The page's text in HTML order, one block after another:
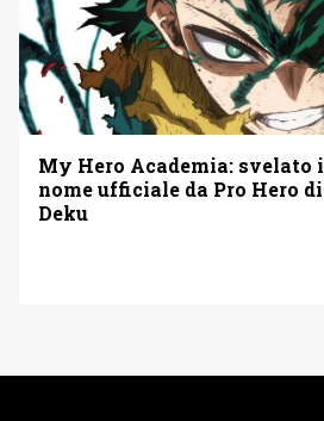
My Hero Academia: svelato
nome ufficiale da Pro Hero di
Deku